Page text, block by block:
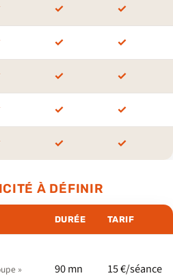
✓ ✓
✓ ✓
✓ ✓
✓ ✓
✓ ✓
À DÉFINIR
DURÉE TARIF
»
90 mn 15 €/séance